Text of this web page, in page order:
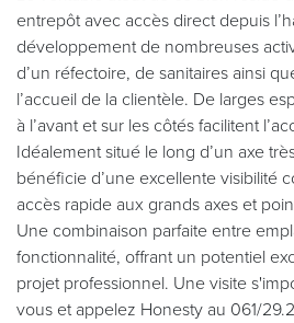
entrepôt avec accès direct depuis
développement de nombreuses
d’un réfectoire, de sanitaires ainsi
l’accueil de la clientèle. De larges
à l’avant et sur les côtés facilitent
Idéalement situé le long d’un axe
bénéficie d’une excellente visibilité
accès rapide aux grands axes et
Une combinaison parfaite entre
fonctionnalité, offrant un potentiel
projet professionnel. Une visite
vous et appelez Honesty au 061/